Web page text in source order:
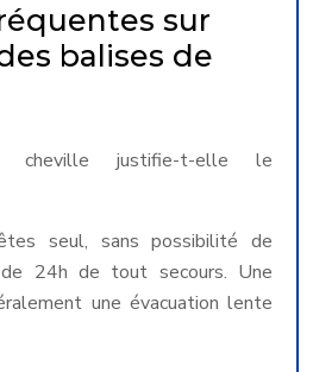
sur
balises de
justifie-t-elle le
seul, sans possibilité de
24h de tout secours. Une
une évacuation lente